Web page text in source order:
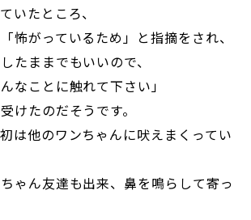
いたところ、
怖がっているため」と指摘をされ、
たままでもいいので、
なことに触れて下さい」
けたのだそうです。
は他のワンちゃんに吠えまくってい
ゃん友達も出来、鼻を鳴らして寄っ